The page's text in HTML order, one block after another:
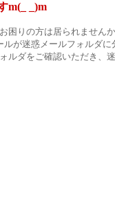
m(_ _)m
困りの方は居られません
が迷惑メールフォルダ
ルダをご確認いただき、